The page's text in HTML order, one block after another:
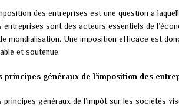
des entreprises est une question à
entreprises sont des acteurs essentiels de
mondialisation. Une imposition efficace est
et soutenue.
principes généraux de l’imposition des
principes généraux de l’impôt sur les sociétés